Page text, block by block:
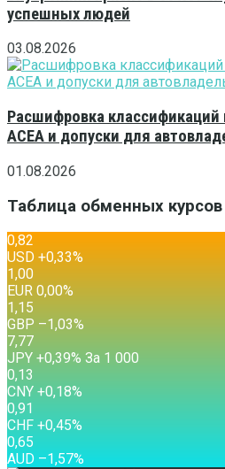
успешных людей
03.08.2026
Расшифровка
ACEA и допуски для
01.08.2026
Таблица обменных курсов
0,82
USD +0,33%
1,00
EUR 0,00%
1,15
GBP –1,03%
7,77
JPY +0,39% За 1 000
0,13
CNY +0,18%
0,91
CHF +0,45%
0,65
AUD –1,57%